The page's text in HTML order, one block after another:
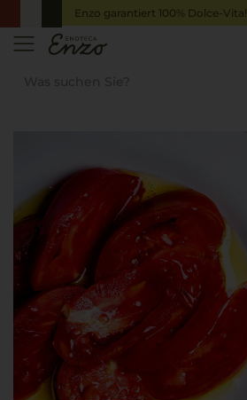
Enzo garantiert 100% Dolce-Vita!